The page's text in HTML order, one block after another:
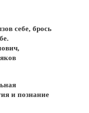
себе, брось
и познание